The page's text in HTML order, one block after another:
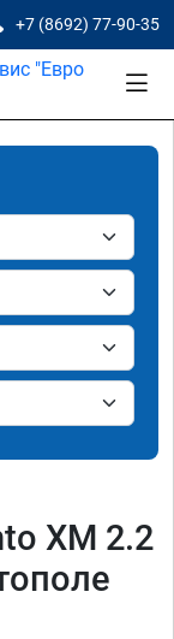
+7 (8692) 77-90-35
XM 2.2